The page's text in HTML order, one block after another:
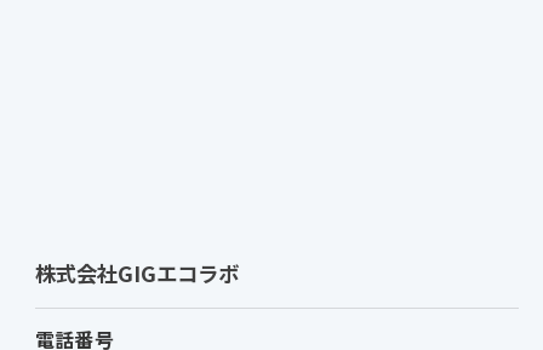
株式会社GIGエコラボ
電話番号